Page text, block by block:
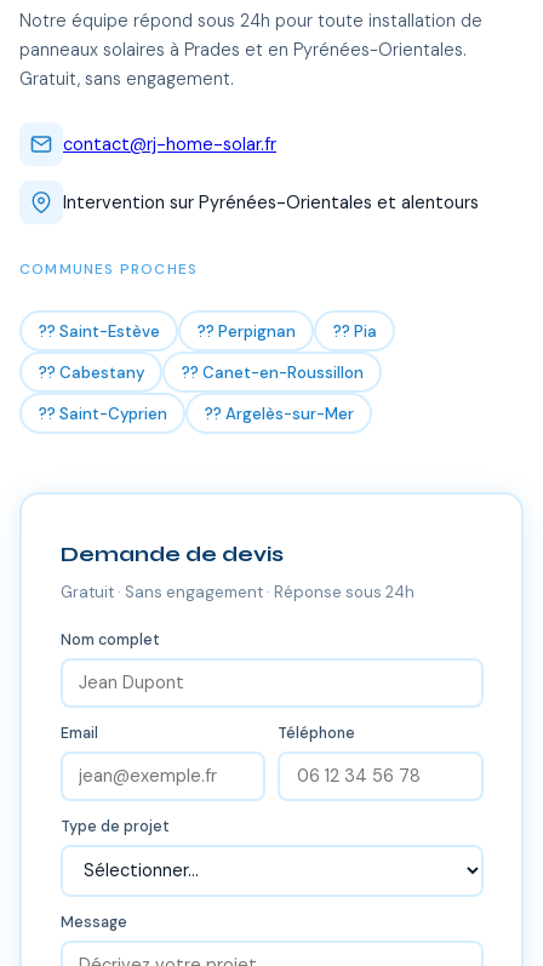
Notre équipe répond sous 24h pour toute installation de
panneaux solaires à Prades et en Pyrénées-Orientales.
Gratuit, sans engagement.
contact@rj-home-solar.fr
Intervention sur Pyrénées-Orientales et alentours
COMMUNES PROCHES
?? Saint-Estève ?? Perpignan
?? Pia
?? Cabestany
?? Canet-en-Roussillon
?? Saint-Cyprien
?? Argelès-sur-Mer
Demande de devis
Gratuit · Sans engagement · Réponse sous 24h
Nom complet
Email Téléphone
Type de projet
Message